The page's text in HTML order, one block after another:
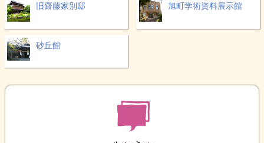
旧齋藤家別邸 旭町学術資料展示館
砂丘館